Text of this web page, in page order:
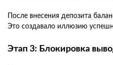
После внесения депозита
Это создавало иллюзию
Этап 3: Блокировка